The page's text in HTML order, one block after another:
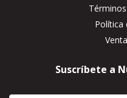
Política
Suscríbete a